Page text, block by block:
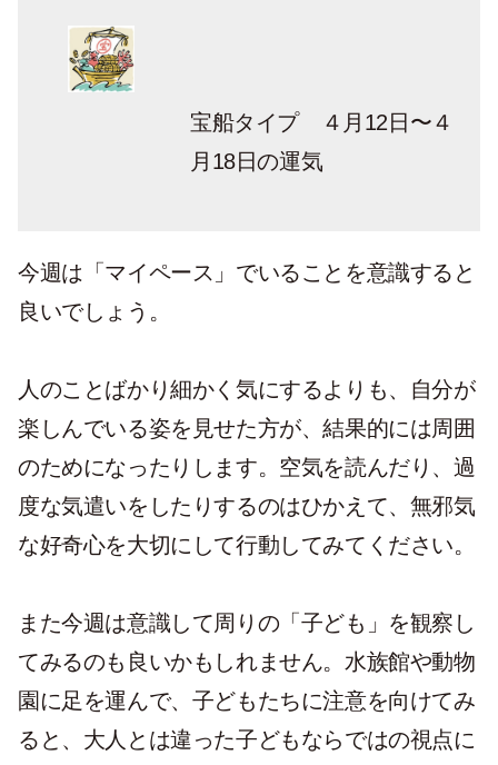
宝船タイプ ４月12日〜４
月18日の運気
今週は「マイペース」でいることを意識すると
良いでしょう。
人のことばかり細かく気にするよりも、自分が
楽しんでいる姿を見せた方が、結果的には周囲
のためになったりします。空気を読んだり、過
度な気遣いをしたりするのはひかえて、無邪気
な好奇心を大切にして行動してみてください。
また今週は意識して周りの「子ども」を観察し
てみるのも良いかもしれません。水族館や動物
園に足を運んで、子どもたちに注意を向けてみ
ると、大人とは違った子どもならではの視点に